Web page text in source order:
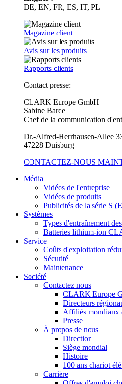
DE, EN, FR, ES, IT, PL
Magazine client
Avis sur les produits
Rapports clients
Contact presse:
CLARK Europe GmbH
Sabine Barde
Chef de la communication
Dr.-Alfred-Herrhausen-Allee
47228 Duisburg
CONTACTEZ-NOUS
Média
Vidéos de l'entreprise
Vidéos de produits
Publicités de la série S
Systèmes
Types d'entraînement
Batteries lithium-ion
Service
Coûts d'exploitation
Sécurité
Maintenance
Société
Contactez nous
CLARK Europe
Directeurs
Affiliés
Presse
À propos de nous
Direction
Siège mondial
Histoire
100 ans chariot
Carrière